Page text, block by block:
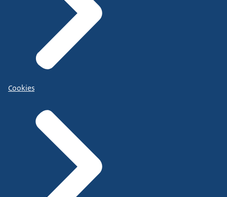
Cookies